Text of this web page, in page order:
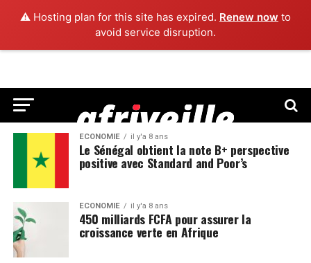
⚠️ Hosting plan for this site has expired. Renew now to
avoid service disruption.
ECONOMIE il y'a 8 ans
Le Sénégal obtient la note B+ perspective
positive avec Standard and Poor’s
ECONOMIE il y'a 8 ans
450 milliards FCFA pour assurer la
croissance verte en Afrique